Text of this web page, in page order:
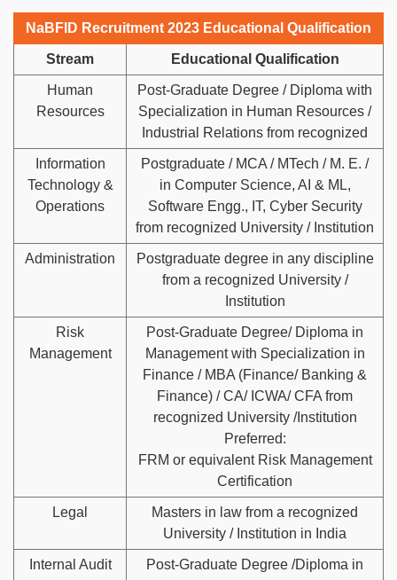
NaBFID Recruitment 2023 Educational Qualification
Stream Educational Qualification
Human
Resources
Post-Graduate Degree / Diploma with
Specialization in Human Resources /
Industrial Relations from recognized
Information
Technology &
Operations
Postgraduate / MCA / MTech / M. E. /
in Computer Science, AI & ML,
Software Engg., IT, Cyber Security
from recognized University / Institution
Administration
Postgraduate degree in any discipline
from a recognized University /
Institution
Risk
Management
Post-Graduate Degree/ Diploma in
Management with Specialization in
Finance / MBA (Finance/ Banking &
Finance) / CA/ ICWA/ CFA from
recognized University /Institution
Preferred:
FRM or equivalent Risk Management
Certification
Legal
Masters in law from a recognized
University / Institution in India
Internal Audit
Post-Graduate Degree /Diploma in